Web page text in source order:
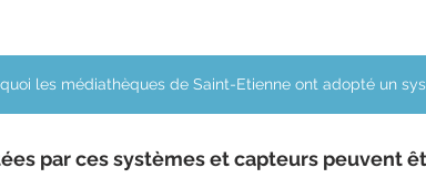
les médiathèques de Saint-Etienne ont adopté un
par ces systèmes et capteurs peuvent